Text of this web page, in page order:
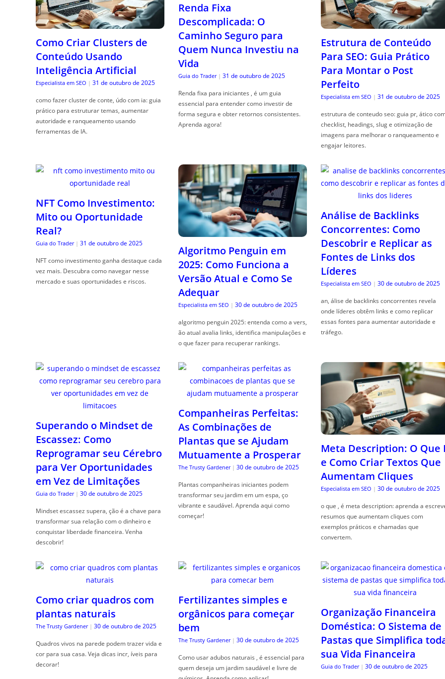
Como Criar Clusters de
Conteúdo Usando
Inteligência Artificial
Especialista em SEO | 31 de outubro de 2025
como fazer cluster de conte, údo com ia: guia
prático para estruturar temas, aumentar
autoridade e ranqueamento usando
ferramentas de IA.
Renda Fixa
Descomplicada: O
Caminho Seguro para
Quem Nunca Investiu na
Vida
Guia do Trader | 31 de outubro de 2025
Renda fixa para iniciantes , é um guia
essencial para entender como investir de
forma segura e obter retornos consistentes.
Aprenda agora!
Estrutura de Conteúdo
Para SEO: Guia Prático
Para Montar o Post
Perfeito
Especialista em SEO | 31 de outubro de 2025
estrutura de conteudo seo: guia pr, ático
checklist, headings, slug e otimização de
imagens para melhorar o ranqueamento e
engajar leitores.
NFT Como Investimento:
Mito ou Oportunidade
Real?
Guia do Trader | 31 de outubro de 2025
NFT como investimento ganha destaque cada
vez mais. Descubra como navegar nesse
mercado e suas oportunidades e riscos.
Algoritmo Penguin em
2025: Como Funciona a
Versão Atual e Como Se
Adequar
Especialista em SEO | 30 de outubro de 2025
algoritmo penguin 2025: entenda como a vers,
ão atual avalia links, identifica manipulações e
o que fazer para recuperar rankings.
Análise de Backlinks
Concorrentes: Como
Descobrir e Replicar as
Fontes de Links dos
Líderes
Especialista em SEO | 30 de outubro de 2025
an, álise de backlinks concorrentes revela
onde líderes obtêm links e como replicar
essas fontes para aumentar autoridade e
tráfego.
Superando o Mindset de
Escassez: Como
Reprogramar seu Cérebro
para Ver Oportunidades
em Vez de Limitações
Guia do Trader | 30 de outubro de 2025
Mindset escassez supera, ção é a chave para
transformar sua relação com o dinheiro e
conquistar liberdade financeira. Venha
descobrir!
Companheiras Perfeitas:
As Combinações de
Plantas que se Ajudam
Mutuamente a Prosperar
The Trusty Gardener | 30 de outubro de 2025
Plantas companheiras iniciantes podem
transformar seu jardim em um espa, ço
vibrante e saudável. Aprenda aqui como
começar!
Meta Description: O Que
e Como Criar Textos Que
Aumentam Cliques
Especialista em SEO | 30 de outubro de 2025
o que , é meta description: aprenda a
resumos que aumentam cliques com
exemplos práticos e chamadas que
convertem.
Como criar quadros com
plantas naturais
The Trusty Gardener | 30 de outubro de 2025
Quadros vivos na parede podem trazer vida e
cor para sua casa. Veja dicas incr, íveis para
decorar!
Fertilizantes simples e
orgânicos para começar
bem
The Trusty Gardener | 30 de outubro de 2025
Como usar adubos naturais , é essencial para
quem deseja um jardim saudável e livre de
Organização Financeira
Doméstica: O Sistema de
Pastas que Simplifica
sua Vida Financeira
Guia do Trader | 30 de outubro de 2025